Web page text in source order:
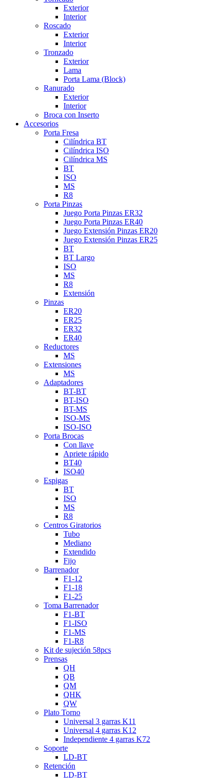
Exterior
Interior
Roscado
Exterior
Interior
Tronzado
Exterior
Lama
Porta Lama (Block)
Ranurado
Exterior
Interior
Broca con Inserto
Accesorios
Porta Fresa
Cilíndrica BT
Cilíndrica ISO
Cilíndrica MS
BT
ISO
MS
R8
Porta Pinzas
Juego Porta Pinzas ER32
Juego Porta Pinzas ER40
Juego Extensión Pinzas ER20
Juego Extensión Pinzas ER25
BT
BT Largo
ISO
MS
R8
Extensión
Pinzas
ER20
ER25
ER32
ER40
Reductores
MS
Extensiones
MS
Adaptadores
BT-BT
BT-ISO
BT-MS
ISO-MS
ISO-ISO
Porta Brocas
Con llave
Apriete rápido
BT40
ISO40
Espigas
BT
ISO
MS
R8
Centros Giratorios
Tubo
Mediano
Extendido
Fijo
Barrenador
F1-12
F1-18
F1-25
Toma Barrenador
F1-BT
F1-ISO
F1-MS
F1-R8
Kit de sujeción 58pcs
Prensas
QH
QB
QM
QHK
QW
Plato Torno
Universal 3 garras K11
Universal 4 garras K12
Independiente 4 garras K72
Soporte
LD-BT
Retención
LD-BT